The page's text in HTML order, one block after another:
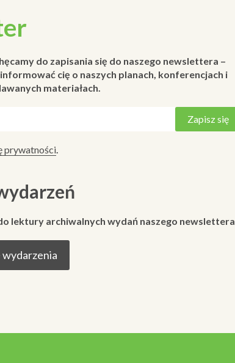
do zapisania się do naszego newslettera –
cię o naszych planach, konferencjach i
materiałach.
prywatności.
lektury archiwalnych wydań naszego newslettera